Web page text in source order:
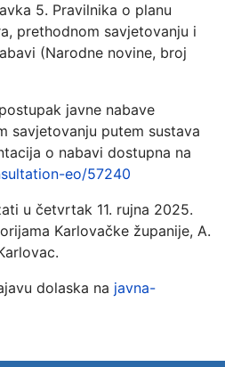
5. Pravilnika o planu
prethodnom savjetovanju i
(Narodne novine, broj
javne nabave
savjetovanju putem sustava
o nabavi dostupna na
eo/57240
u četvrtak 11. rujna 2025.
Karlovačke županije, A.
dolaska na javna-